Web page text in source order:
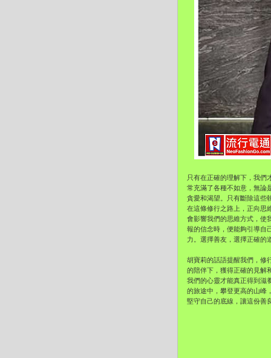
只有在正確的理解下，我們
常充滿了各種不如意，無論
貪愛和渴望。只有斷除這些
在這條修行之路上，正向思
會影響我們的思維方式，使
報的信念時，便能夠引導自
力。選擇善友，選擇正確的
胡寶莉的話語提醒我們，修
的陪伴下，獲得正確的見解
我們的心靈才能真正得到滋
的旅途中，攀登更高的山峰
堅守自己的底線，讓這份善